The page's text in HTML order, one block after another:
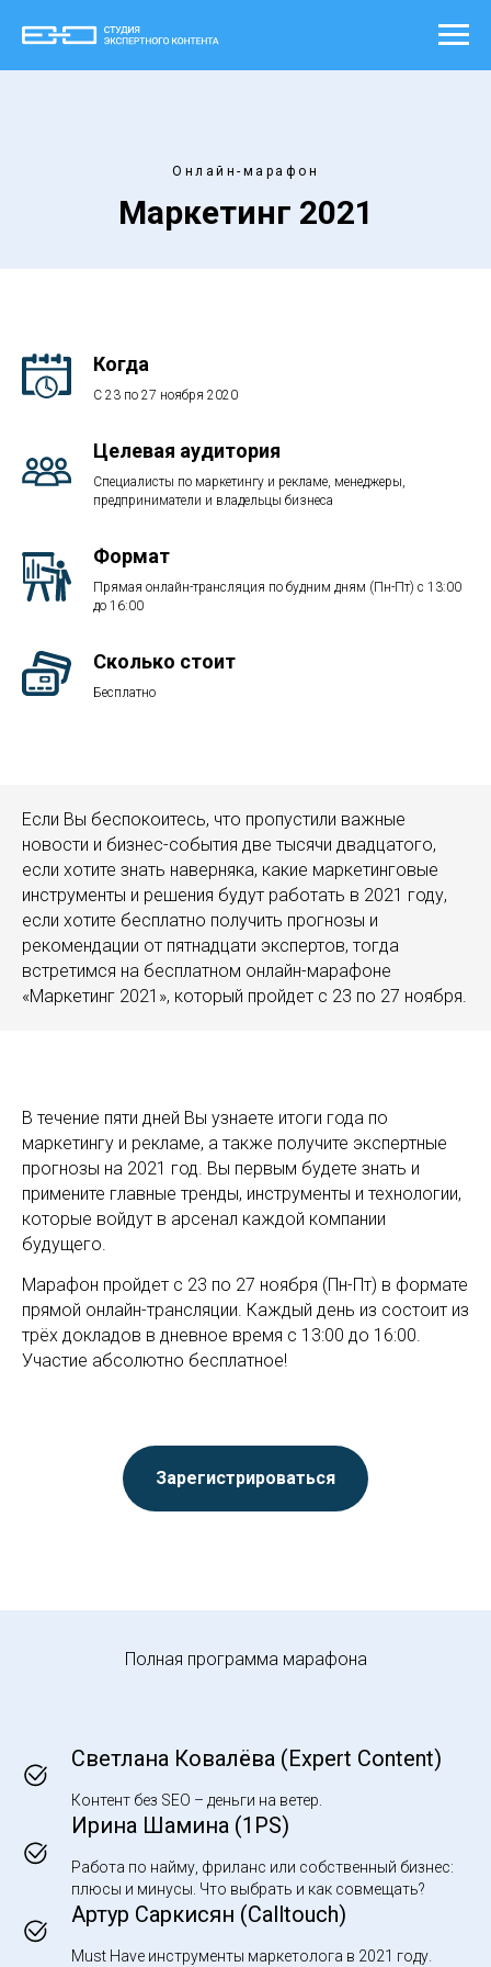
Онлайн-марафон
Маркетинг 2021
Когда
C 23 по 27 ноября 2020
Целевая аудитория
Cпециалисты по маркетингу и рекламе, менеджеры,
предприниматели и владельцы бизнеса
Формат
Прямая онлайн-трансляция по будним дням (Пн-Пт) с 13:00
до 16:00
Сколько стоит
Бесплатно
Если Вы беспокоитесь, что пропустили важные
новости и бизнес-события две тысячи двадцатого,
если хотите знать наверняка, какие маркетинговые
инструменты и решения будут работать в 2021 году,
если хотите бесплатно получить прогнозы и
рекомендации от пятнадцати экспертов, тогда
встретимся на бесплатном онлайн-марафоне
«Маркетинг 2021», который пройдет с 23 по 27 ноября.
В течение пяти дней Вы узнаете итоги года по
маркетингу и рекламе, а также получите экспертные
прогнозы на 2021 год. Вы первым будете знать и
примените главные тренды, инструменты и технологии,
которые войдут в арсенал каждой компании
будущего.
Марафон пройдет с 23 по 27 ноября (Пн-Пт) в формате
прямой онлайн-трансляции. Каждый день из состоит из
трёх докладов в дневное время с 13:00 до 16:00.
Участие абсолютно бесплатное!
Зарегистрироваться
Полная программа марафона
Светлана Ковалёва (Expert Content)
Контент без SEO – деньги на ветер.
Ирина Шамина (1PS)
Работа по найму, фриланс или собственный бизнес:
плюсы и минусы. Что выбрать и как совмещать?
Артур Саркисян (Calltouch)
Must Have инструменты маркетолога в 2021 году.